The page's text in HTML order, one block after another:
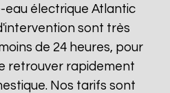
électrique Atlantic
sont très
de 24 heures, pour
retrouver rapidement
Nos tarifs sont